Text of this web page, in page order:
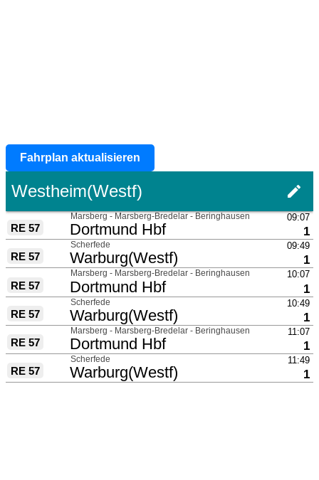
Fahrplan aktualisieren